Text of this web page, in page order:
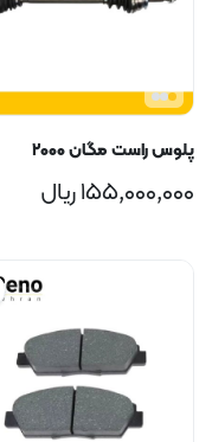
پلوس راست مگان ۲۰۰۰
۱۵۵,۰۰۰,۰۰۰ریال